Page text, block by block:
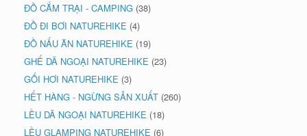
ĐỒ CẮM TRẠI - CAMPING (38)
ĐỒ ĐI BƠI NATUREHIKE (4)
ĐỒ NẤU ĂN NATUREHIKE (19)
GHẾ DÃ NGOẠI NATUREHIKE (23)
GỐI HƠI NATUREHIKE (3)
HẾT HÀNG - NGỪNG SẢN XUẤT (260)
LỀU DÃ NGOẠI NATUREHIKE (18)
LỀU GLAMPING NATUREHIKE (6)